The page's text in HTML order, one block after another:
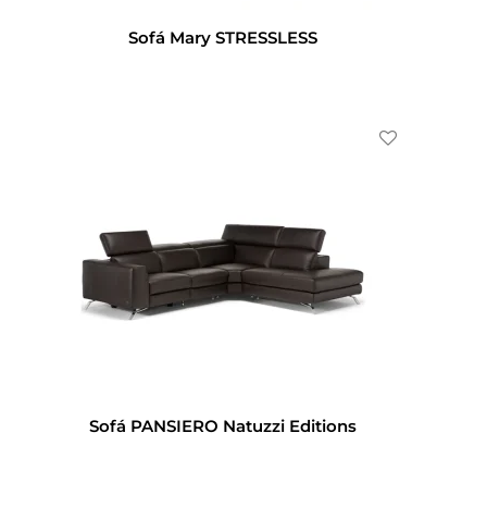
Sofá Mary STRESSLESS
Sofá PANSIERO Natuzzi Editions